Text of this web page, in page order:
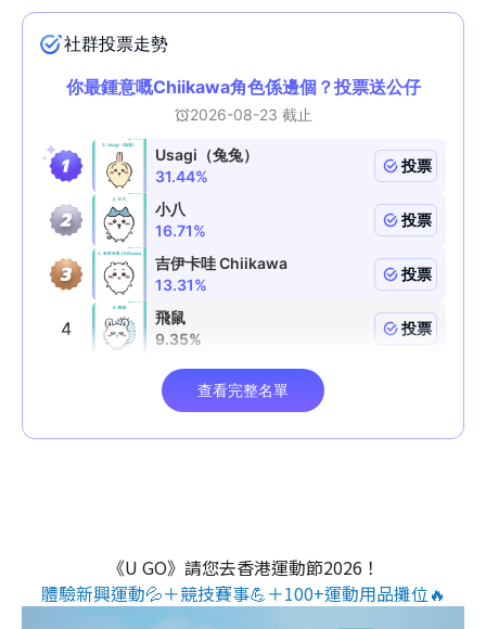
《U GO》請您去香港運動節2026！
體驗新興運動💦＋競技賽事💪＋100+運動用品攤位🔥